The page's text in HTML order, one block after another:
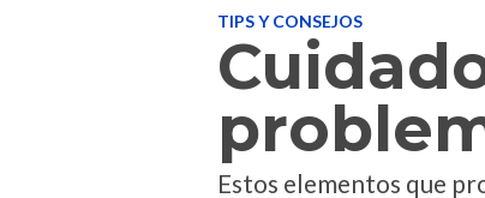
TIPS Y CONSEJOS
Estos elementos que